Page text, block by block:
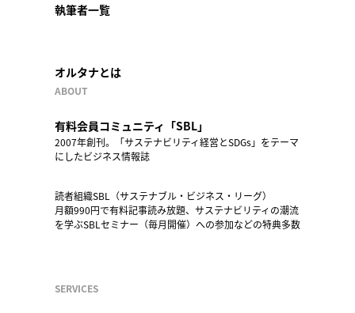
執筆者一覧
オルタナとは
ABOUT
有料会員コミュニティ「SBL」
2007年創刊。「サステナビリティ経営とSDGs」をテーマ
にしたビジネス情報誌
読者組織SBL（サステナブル・ビジネス・リーグ）
月額990円で有料記事読み放題、サステナビリティの潮流
を学ぶSBLセミナー（毎月開催）への参加などの特典多数
SERVICES